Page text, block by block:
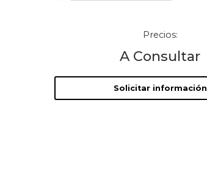
Precios:
A Consultar
Solicitar información